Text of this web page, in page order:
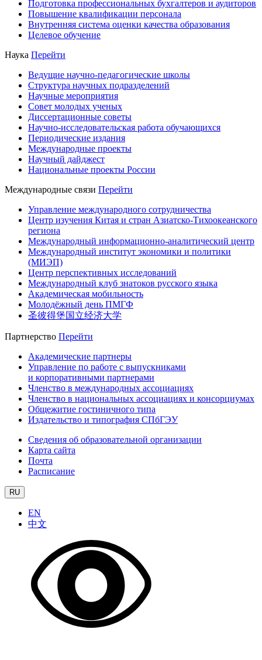
Подготовка профессиональных бухгалтеров и аудиторов
Повышение квалификации персонала
Внутренняя система оценки качества образования
Целевое обучение
Наука Перейти
Ведущие научно-педагогические школы
Структура научных подразделений
Научные мероприятия
Совет молодых ученых
Диссертационные советы
Научно-исследовательская работа обучающихся
Периодические издания
Международные проекты
Научный дайджест
Национальные проекты России
Международные связи Перейти
Управление международного сотрудничества
Центр изучения Китая и стран Азиатско-Тихоокеанского
региона
Международный информационно-аналитический центр
Международный институт экономики и политики
(МИЭП)
Центр перспективных исследований
Международный клуб знатоков русского языка
Академическая мобильность
Молодёжный день ПМГФ
圣彼得堡国立经济大学
Партнерство Перейти
Академические партнеры
Управление по работе с выпускниками
и корпоративными партнерами
Членство в международных ассоциациях
Членство в национальных ассоциациях и консорциумах
Общежитие гостиничного типа
Издательство и типография СПбГЭУ
Сведения об образовательной организации
Карта сайта
Почта
Расписание
RU
EN
中文